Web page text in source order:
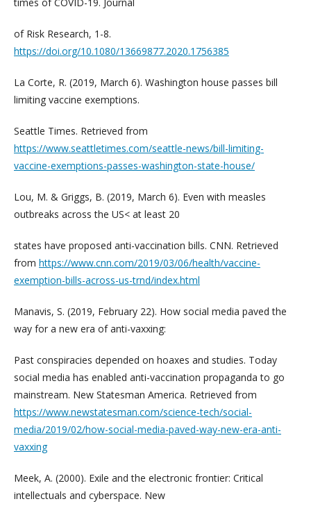
of Risk Research, 1-8.
https://doi.org/10.1080/13669877.2020.1756385
La Corte, R. (2019, March 6). Washington house passes bill
limiting vaccine exemptions.
Seattle Times. Retrieved from
https://www.seattletimes.com/seattle-news/bill-limiting-
vaccine-exemptions-passes-washington-state-house/
Lou, M. & Griggs, B. (2019, March 6). Even with measles
outbreaks across the US< at least 20
states have proposed anti-vaccination bills. CNN. Retrieved
from https://www.cnn.com/2019/03/06/health/vaccine-
exemption-bills-across-us-trnd/index.html
Manavis, S. (2019, February 22). How social media paved the
way for a new era of anti-vaxxing:
Past conspiracies depended on hoaxes and studies. Today
social media has enabled anti-vaccination propaganda to go
mainstream. New Statesman America. Retrieved from
https://www.newstatesman.com/science-tech/social-
media/2019/02/how-social-media-paved-way-new-era-anti-
vaxxing
Meek, A. (2000). Exile and the electronic frontier: Critical
intellectuals and cyberspace. New